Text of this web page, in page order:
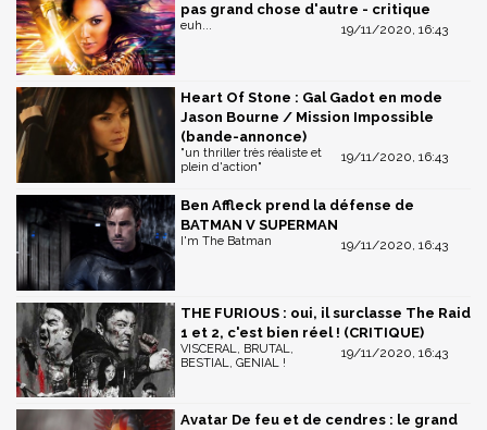
pas grand chose d'autre - critique
19/11/2020, 16:43
euh...
Heart Of Stone : Gal Gadot en mode
Jason Bourne / Mission Impossible
(bande-annonce)
19/11/2020, 16:43
"un thriller très réaliste et
plein d'action"
Ben Affleck prend la défense de
BATMAN V SUPERMAN
19/11/2020, 16:43
I'm The Batman
THE FURIOUS : oui, il surclasse The Raid
1 et 2, c'est bien réel ! (CRITIQUE)
19/11/2020, 16:43
VISCERAL, BRUTAL,
BESTIAL, GENIAL !
Avatar De feu et de cendres : le grand